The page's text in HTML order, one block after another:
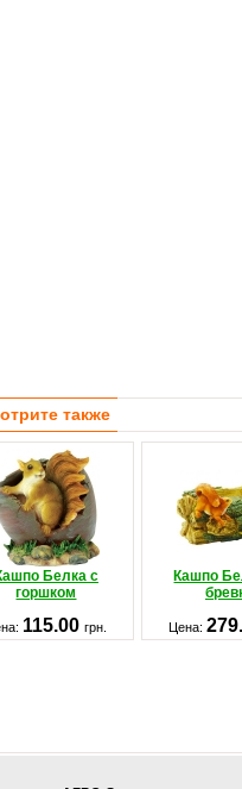
также
Белка с
горшком
Кашпо
115.00грн. Цена: